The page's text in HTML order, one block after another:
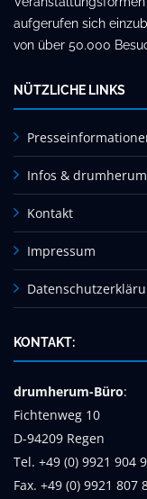
aufgerufen sich
von über 50.000
NÜTZLICHE LINKS
Infos & drumherum
Kontakt
Impressum
KONTAKT:
drumherum-Büro:
Fichtenweg 10
D-94209 Regen
Tel. +49 (0) 9921 904
Fax. +49 (0) 9921 807